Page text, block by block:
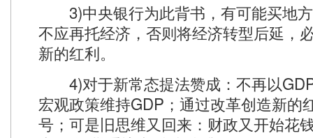
3)中央银行为此背书，有可能买地
不应再托经济，否则将经济转型后延，
新的红利。
4)对于新常态提法赞成：不再以
宏观政策维持GDP；通过改革创造新的
号；可是旧思维又回来：财政又开始花